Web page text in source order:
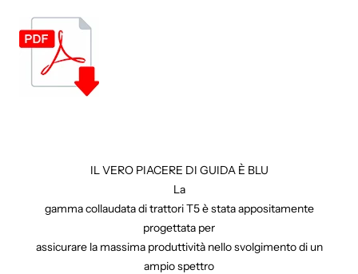
IL VERO PIACERE DI GUIDA È BLU
La
gamma collaudata di trattori T5 è stata appositamente
progettata per
assicurare la massima produttività nello svolgimento di un
ampio spettro